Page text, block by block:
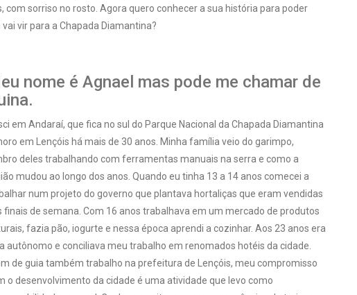
com sorriso no rosto. Agora quero conhecer a sua história para poder
vir para a Chapada Diamantina?
nome é Agnael mas pode me chamar de
em Andaraí, que fica no sul do Parque Nacional da Chapada Diamantina
em Lençóis há mais de 30 anos. Minha família veio do garimpo,
deles trabalhando com ferramentas manuais na serra e como a
mudou ao longo dos anos. Quando eu tinha 13 a 14 anos comecei a
num projeto do governo que plantava hortaliças que eram vendidas
finais de semana. Com 16 anos trabalhava em um mercado de produtos
fazia pão, iogurte e nessa época aprendi a cozinhar. Aos 23 anos era
autônomo e conciliava meu trabalho em renomados hotéis da cidade.
de guia também trabalho na prefeitura de Lençóis, meu compromisso
o desenvolvimento da cidade é uma atividade que levo como